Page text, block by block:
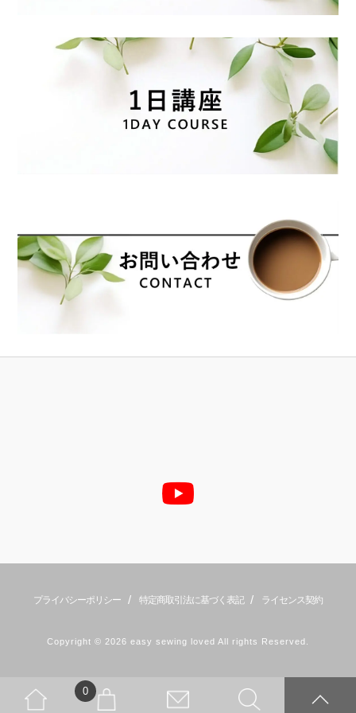
プライバシーポリシー / 特定商取引法に基づく表記 / ライセンス契約
Copyright © 2026 easy sewing loved All rights Reserved.
0